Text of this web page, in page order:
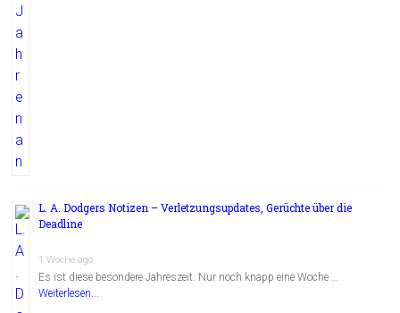
L. A. Dodgers Notizen – Verletzungsupdates, Gerüchte über die
Deadline
1 Woche ago
Es ist diese besondere Jahreszeit. Nur noch knapp eine Woche …
Weiterlesen...